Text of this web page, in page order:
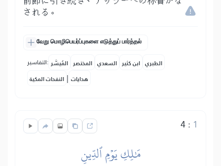
される。
வேறு மொழிபெயர்ப்புகளை எடுத்துப் பார்த்தல்
التفاسير: المُيسَّر المختصر السعدي ابن كثير الطبري
النفحات المكية | هدايات
4: 1
مَٰلِكِ يَوۡمِ ٱلدِّينِ